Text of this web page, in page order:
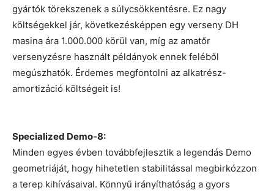
gyártók törekszenek a súlycsökkentésre. Ez nagy
költségekkel jár, következésképpen egy verseny DH
masina ára 1.000.000 körül van, míg az amatőr
versenyzésre használt példányok ennek feléből
megúszhatók. Érdemes megfontolni az alkatrész-
amortizáció költségeit is!
Specialized Demo-8:
Minden egyes évben továbbfejlesztik a legendás Demo
geometriáját, hogy hihetetlen stabilitással megbirkózzon
a terep kihívásaival. Könnyű irányíthatóság a gyors